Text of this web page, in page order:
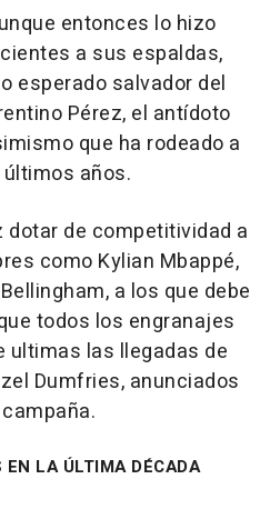
entonces lo hizo
a sus espaldas,
esperado salvador del
Pérez, el antídoto
que ha rodeado a
años.
dotar de competitividad a
como Kylian Mbappé,
a los que debe
todos los engranajes
las llegadas de
Dumfries, anunciados
EN LA ÚLTIMA DÉCADA